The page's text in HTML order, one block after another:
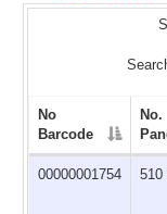
No
Barcode
No.
00000001754 510